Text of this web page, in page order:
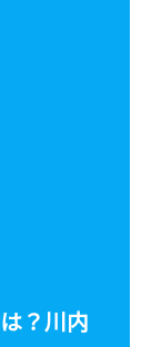
？川内